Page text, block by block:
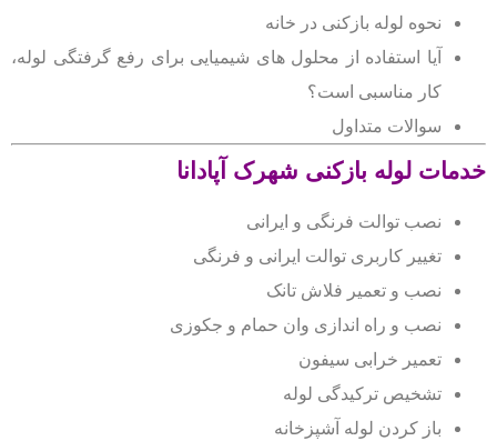
نحوه لوله بازکنی در خانه
آیا استفاده از محلول های شیمیایی برای رفع گرفتگی لوله،
کار مناسبی است؟
سوالات متداول
خدمات لوله بازکنی شهرک آپادانا
نصب توالت فرنگی و ایرانی
تغییر کاربری توالت ایرانی و فرنگی
نصب و تعمیر فلاش تانک
نصب و راه اندازی وان حمام و جکوزی
تعمیر خرابی سیفون
تشخیص ترکیدگی لوله
باز کردن لوله آشپزخانه